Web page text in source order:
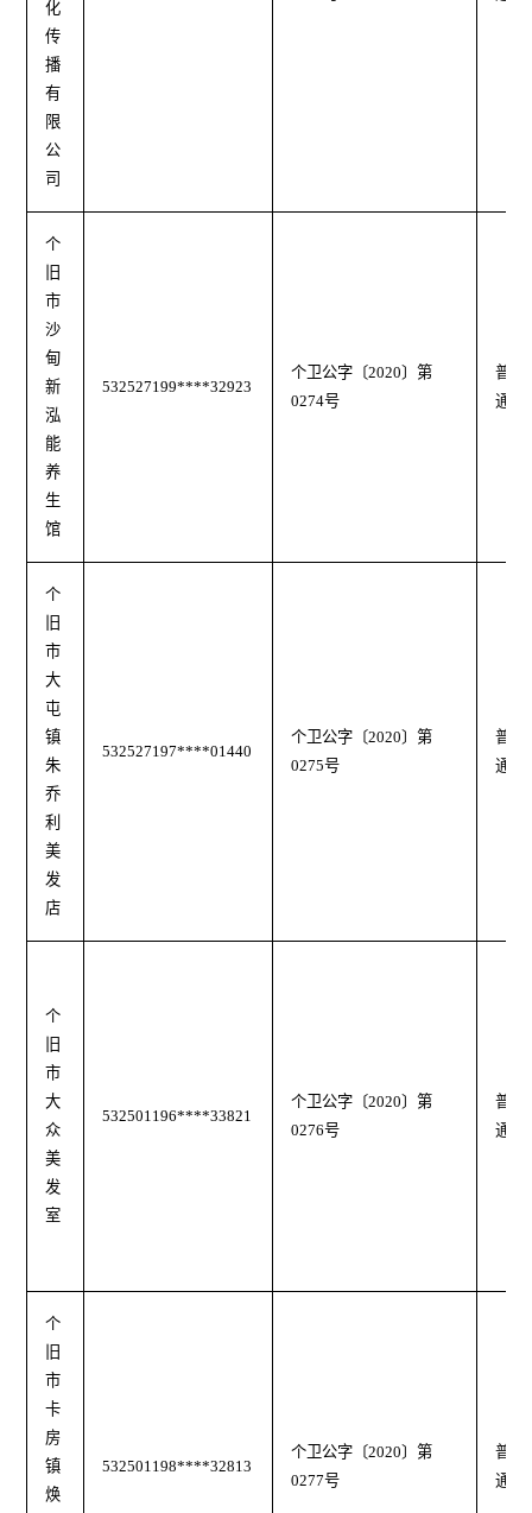
化
传
播
有
限
公
司
个
旧
市
沙
甸
新
泓
能
养
生
馆
532527199****32923
个卫公字〔2020〕第
0274号
普
通
个
旧
市
大
屯
镇
朱
乔
利
美
发
店
532527197****01440
个卫公字〔2020〕第
0275号
普
通
个
旧
市
大
众
美
发
室
532501196****33821
个卫公字〔2020〕第
0276号
普
通
个
旧
市
卡
房
镇
焕
532501198****32813
个卫公字 〔2020〕第
0277号
普
通